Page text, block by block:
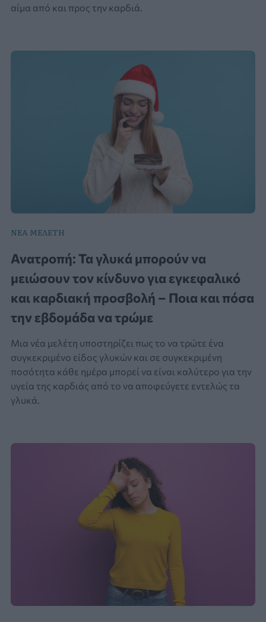
αίμα από και προς την καρδιά.
ΝΕΑ ΜΕΛΕΤΗ
Ανατροπή: Τα γλυκά μπορούν να
μειώσουν τον κίνδυνο για εγκεφαλικό
και καρδιακή προσβολή – Ποια και πόσα
την εβδομάδα να τρώμε
Μια νέα μελέτη υποστηρίζει πως το να τρώτε ένα
συγκεκριμένο είδος γλυκών και σε συγκεκριμένη
ποσότητα κάθε ημέρα μπορεί να είναι καλύτερο για την
υγεία της καρδιάς από το να αποφεύγετε εντελώς τα
γλυκά.